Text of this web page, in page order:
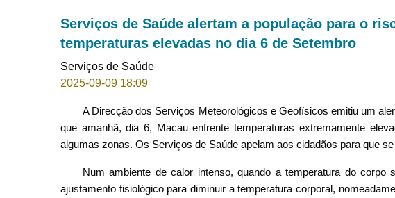
Serviços de Saúde alertam a população para o
temperaturas elevadas no dia 6 de Setembro
Serviços de Saúde
2025-09-09 18:09
A Direcção dos Serviços Meteorológicos e Geofísicos emitiu um
que amanhã, dia 6, Macau enfrente temperaturas extremamente
algumas zonas. Os Serviços de Saúde apelam aos cidadãos para que
Num ambiente de calor intenso, quando a temperatura do corpo
ajustamento fisiológico para diminuir a temperatura corporal,